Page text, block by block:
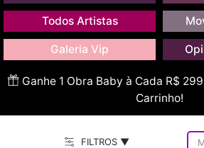
Todos Artistas
Galeria Vip
Ganhe 1 Obra Baby à Cada R$
Carrinho!
FILTROS ▼